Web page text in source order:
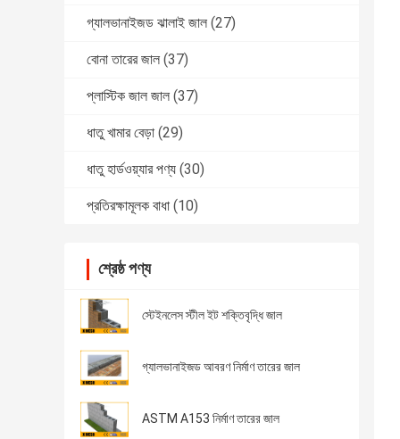
গ্যালভানাইজড ঝালাই জাল (27)
বোনা তারের জাল (37)
প্লাস্টিক জাল জাল (37)
ধাতু খামার বেড়া (29)
ধাতু হার্ডওয়্যার পণ্য (30)
প্রতিরক্ষামূলক বাধা (10)
শ্রেষ্ঠ পণ্য
স্টেইনলেস স্টীল ইট শক্তিবৃদ্ধি জাল
গ্যালভানাইজড আবরণ নির্মাণ তারের জাল
ASTM A153 নির্মাণ তারের জাল